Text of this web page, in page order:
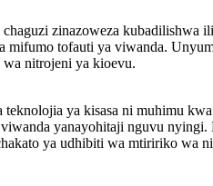
zinazoweza kubadilishwa
tofauti ya viwanda.
nitrojeni ya kioevu.
ya kisasa ni muhimu
yanayohitaji nguvu
ya udhibiti wa mtiririko wa